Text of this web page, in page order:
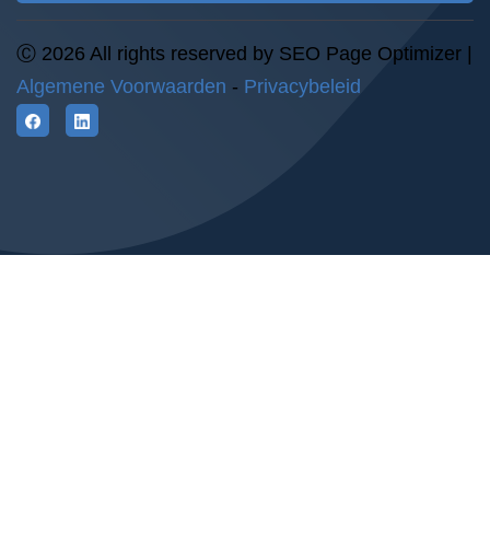
Ⓒ 2026 All rights reserved by SEO Page Optimizer |
Algemene Voorwaarden - Privacybeleid